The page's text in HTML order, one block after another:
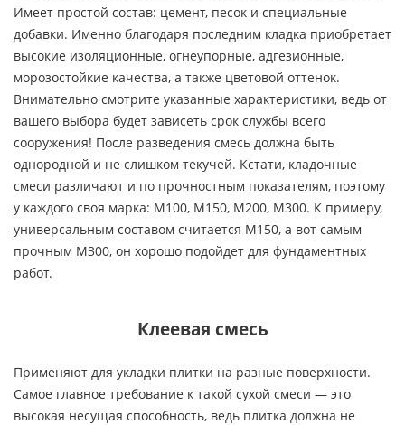
Имеет простой состав: цемент, песок и специальные
добавки. Именно благодаря последним кладка приобретает
высокие изоляционные, огнеупорные, адгезионные,
морозостойкие качества, а также цветовой оттенок.
Внимательно смотрите указанные характеристики, ведь от
вашего выбора будет зависеть срок службы всего
сооружения! После разведения смесь должна быть
однородной и не слишком текучей. Кстати, кладочные
смеси различают и по прочностным показателям, поэтому
у каждого своя марка: М100, М150, М200, М300. К примеру,
универсальным составом считается М150, а вот самым
прочным М300, он хорошо подойдет для фундаментных
работ.
Клеевая смесь
Применяют для укладки плитки на разные поверхности.
Самое главное требование к такой сухой смеси — это
высокая несущая способность, ведь плитка должна не